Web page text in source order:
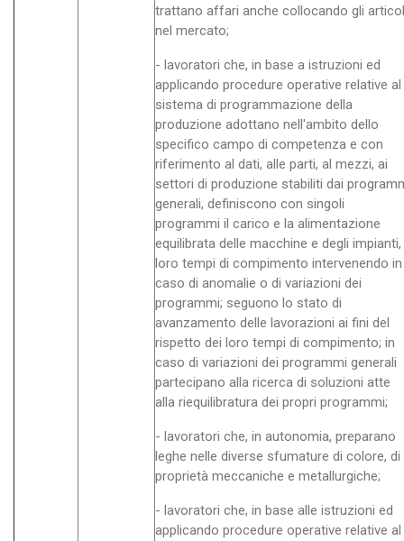
trattano affari anche collocando gli
nel mercato;
- lavoratori che, in base a istruzioni ed
applicando procedure operative relative al
sistema di programmazione della
produzione adottano nell'ambito dello
specifico campo di competenza e con
riferimento al dati, alle parti, al mezzi, ai
settori di produzione stabiliti dai
generali, definiscono con singoli
programmi il carico e la alimentazione
equilibrata delle macchine e degli impianti,
loro tempi di compimento intervenendo in
caso di anomalie o di variazioni dei
programmi; seguono lo stato di
avanzamento delle lavorazioni ai fini del
rispetto dei loro tempi di compimento; in
caso di variazioni dei programmi generali
partecipano alla ricerca di soluzioni atte
alla riequilibratura dei propri programmi;
- lavoratori che, in autonomia, preparano
leghe nelle diverse sfumature di colore, di
proprietà meccaniche e metallurgiche;
- lavoratori che, in base alle istruzioni ed
applicando procedure operative relative al